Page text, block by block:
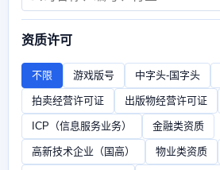
资质许可
不限 游戏版号 中字头-国字头
拍卖经营许可证 出版物经营许可证
ICP（信息服务业务） 金融类资质
高新技术企业（国高） 物业类资质